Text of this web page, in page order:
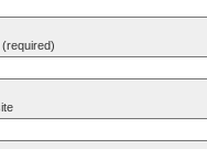
(required)